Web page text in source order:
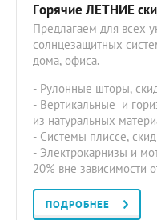
Горячие ЛЕТНИЕ
Предлагаем для всех
солнцезащитных
дома, офиса.
- Рулонные шторы,
- Вертикальные и
из натуральных
- Системы плиссе,
- Электрокарнизы и
20% вне зависимости
ПОДРОБНЕЕ